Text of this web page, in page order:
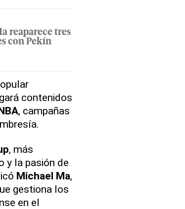
reaparece tres
con Pekín
contenidos
, campañas
, más
y la pasión de
Michael Ma,
gestiona los
en el